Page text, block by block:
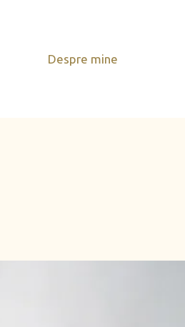
Despre mine